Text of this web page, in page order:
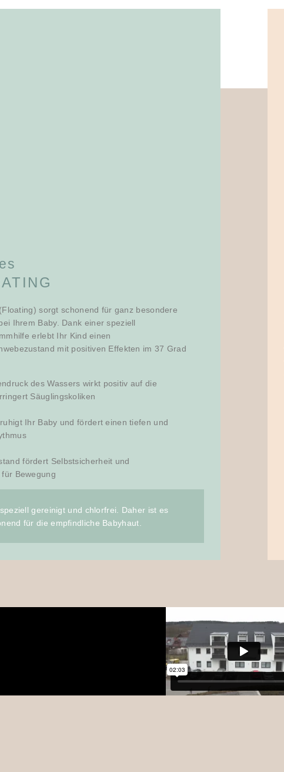
sorgt schonend für ganz besondere
Ihrem Baby. Dank einer speziell
erlebt Ihr Kind einen
mit positiven Effekten im 37 Grad
des Wassers wirkt positiv auf die
Säuglingskoliken
Ihr Baby und fördert einen tiefen und
fördert Selbstsicherheit und
Bewegung
gereinigt und chlorfrei. Daher ist es
für die empfindliche Babyhaut.